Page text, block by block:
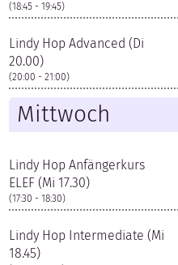
(18:45 - 19:45)
Lindy Hop Advanced (Di
20.00)
(20:00 - 21:00)
Mittwoch
Lindy Hop Anfängerkurs
ELEF (Mi 17.30)
(17:30 - 18:30)
Lindy Hop Intermediate (Mi
18.45)